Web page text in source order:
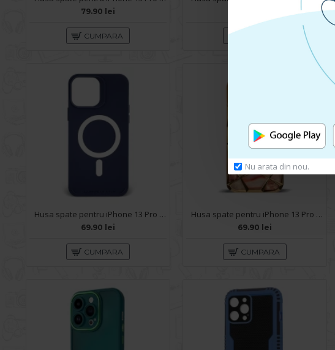
Nu arata din nou.
79.90 lei
CUMPARA
Husa spate pentru iPhone 13 Pro Max - YOTOO Case Albastru
69.90 lei
CUMPARA
Husa spate pentru iPhone 13 Pro Max - Yoop Case Gold
69.90 lei
CUMPARA